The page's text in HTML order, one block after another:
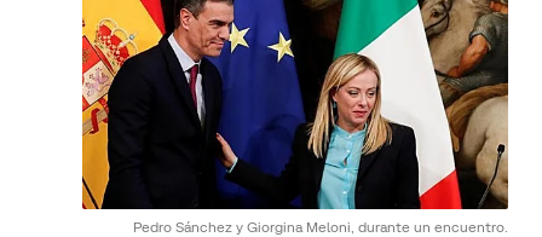
Pedro Sánchez y Giorgina Meloni, durante un encuentro.